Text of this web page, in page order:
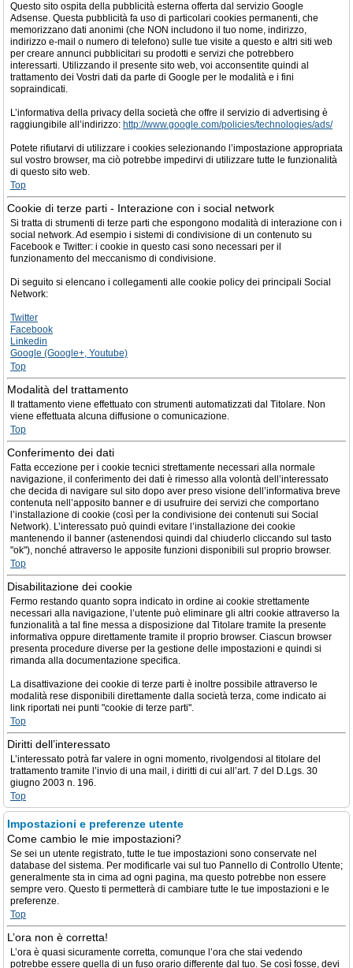
Questo sito ospita della pubblicità esterna offerta dal servizio Google
Adsense. Questa pubblicità fa uso di particolari cookies permanenti, che
memorizzano dati anonimi (che NON includono il tuo nome, indirizzo,
indirizzo e-mail o numero di telefono) sulle tue visite a questo e altri siti web
per creare annunci pubblicitari su prodotti e servizi che potrebbero
interessarti. Utilizzando il presente sito web, voi acconsentite quindi al
trattamento dei Vostri dati da parte di Google per le modalità e i fini
sopraindicati.
L’informativa della privacy della società che offre il servizio di advertising è
raggiungibile all’indirizzo: http://www.google.com/policies/technologies/ads/
Potete rifiutarvi di utilizzare i cookies selezionando l’impostazione appropriata
sul vostro browser, ma ciò potrebbe impedirvi di utilizzare tutte le funzionalità
di questo sito web.
Top
Cookie di terze parti - Interazione con i social network
Si tratta di strumenti di terze parti che espongono modalità di interazione con i
social network. Ad esempio i sistemi di condivisione di un contenuto su
Facebook e Twitter: i cookie in questo casi sono necessari per il
funzionamento del meccanismo di condivisione.
Di seguito si elencano i collegamenti alle cookie policy dei principali Social
Network:
Twitter
Facebook
Linkedin
Google (Google+, Youtube)
Top
Modalità del trattamento
Il trattamento viene effettuato con strumenti automatizzati dal Titolare. Non
viene effettuata alcuna diffusione o comunicazione.
Top
Conferimento dei dati
Fatta eccezione per i cookie tecnici strettamente necessari alla normale
navigazione, il conferimento dei dati è rimesso alla volontà dell’interessato
che decida di navigare sul sito dopo aver preso visione dell’informativa breve
contenuta nell’apposito banner e di usufruire dei servizi che comportano
l’installazione di cookie (così per la condivisione dei contenuti sui Social
Network). L’interessato può quindi evitare l’installazione dei cookie
mantenendo il banner (astenendosi quindi dal chiuderlo cliccando sul tasto
"ok"), nonché attraverso le apposite funzioni disponibili sul proprio browser.
Top
Disabilitazione dei cookie
Fermo restando quanto sopra indicato in ordine ai cookie strettamente
necessari alla navigazione, l’utente può eliminare gli altri cookie attraverso la
funzionalità a tal fine messa a disposizione dal Titolare tramite la presente
informativa oppure direttamente tramite il proprio browser. Ciascun browser
presenta procedure diverse per la gestione delle impostazioni e quindi si
rimanda alla documentazione specifica.
La disattivazione dei cookie di terze parti è inoltre possibile attraverso le
modalità rese disponibili direttamente dalla società terza, come indicato ai
link riportati nei punti "cookie di terze parti".
Top
Diritti dell’interessato
L’interessato potrà far valere in ogni momento, rivolgendosi al titolare del
trattamento tramite l’invio di una mail, i diritti di cui all’art. 7 del D.Lgs. 30
giugno 2003 n. 196.
Top
Impostazioni e preferenze utente
Come cambio le mie impostazioni?
Se sei un utente registrato, tutte le tue impostazioni sono conservate nel
database del sistema. Per modificarle vai sul tuo Pannello di Controllo Utente;
generalmente sta in cima ad ogni pagina, ma questo potrebbe non essere
sempre vero. Questo ti permetterà di cambiare tutte le tue impostazioni e le
preferenze.
Top
L’ora non è corretta!
L’ora è quasi sicuramente corretta, comunque l’ora che stai vedendo
potrebbe essere quella di un fuso orario differente dal tuo. Se così fosse, devi